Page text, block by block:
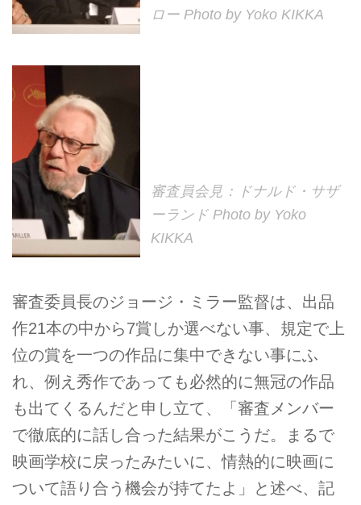
ロー Photo by Yoko KIKKA
審査員会見：ドナルド・サザ
ーランド Photo by Yoko
KIKKA
審査委員長のジョージ・ミラー監督は、出品
作21本の中から7賞しか選べない事、規定で上
位の賞を一つの作品に集中できない事にふ
れ、例え秀作であっても必然的に無冠の作品
も出てくるんだと申し立て、「審査メンバー
で徹底的に話し合った結果がこうだ。まるで
映画学校に戻ったみたいに、情熱的に映画に
ついて語り合う機会が持てたよ」と述べ、記